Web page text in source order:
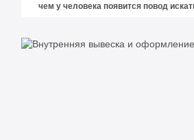
чем у человека появится повод